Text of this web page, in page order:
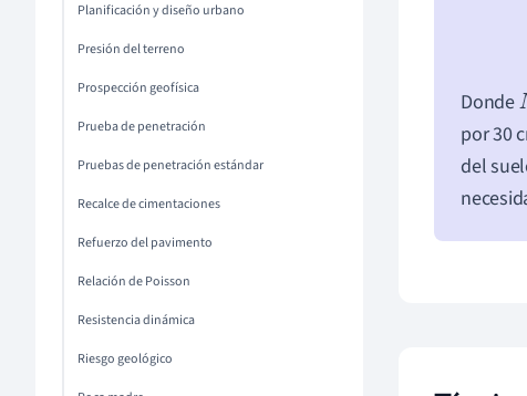
Planificación y diseño urbano
Presión del terreno
Prospección geofísica
Prueba de penetración
Pruebas de penetración estándar
Recalce de cimentaciones
Refuerzo del pavimento
Relación de Poisson
Resistencia dinámica
Riesgo geológico
Donde
por 30
del